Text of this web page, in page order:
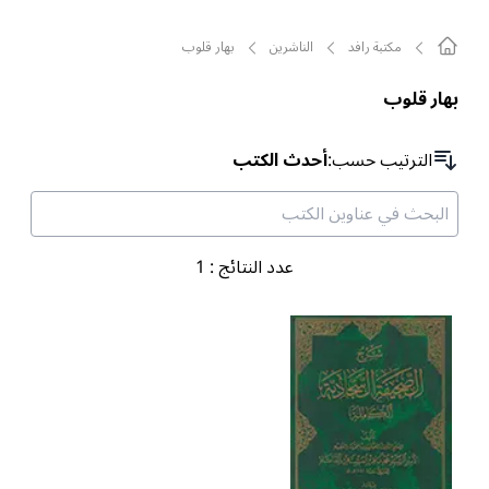
مکتبة رافد الناشرين بهار قلوب
بهار قلوب
الترتیب حسب:أحدث الكتب
عدد النتائج:
1